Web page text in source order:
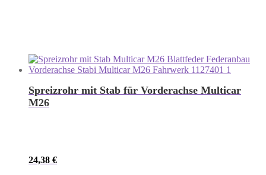
Spreizrohr mit Stab für Vorderachse Multicar
M26
24,38 €